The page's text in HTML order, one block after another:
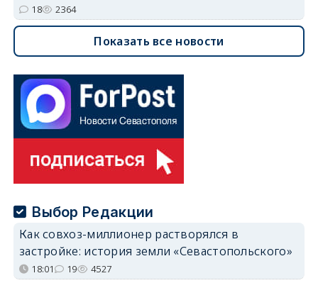
18 2364
Показать все новости
Выбор Редакции
Как совхоз-миллионер растворялся в
застройке: история земли «Севастопольского»
18:01 19 4527